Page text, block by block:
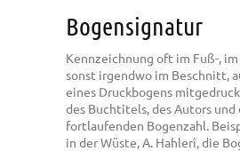
Bogensignatur
Kennzeichnung oft im Fuß-,
sonst irgendwo im Beschnitt,
eines Druckbogens
des Buchtitels, des Autors und
fortlaufenden Bogenzahl.
in der Wüste, A. Hahlerî, die